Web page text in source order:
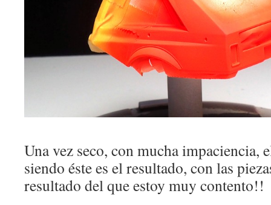
Una vez seco, con mucha impaciencia,
siendo éste es el resultado, con las
resultado del que estoy muy contento!!